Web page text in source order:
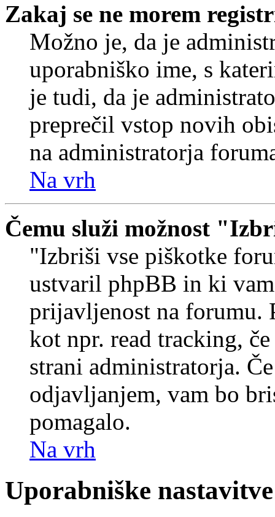
Zakaj se ne morem
Možno je, da je
uporabniško ime, s
je tudi, da je
preprečil vstop novih
na administratorja
Na vrh
Čemu služi možnost
"Izbriši vse piškotke
ustvaril phpBB in ki
prijavljenost na forumu.
kot npr. read tracking,
strani administratorja.
odjavljanjem, vam bo
pomagalo.
Na vrh
Uporabniške nastavitve